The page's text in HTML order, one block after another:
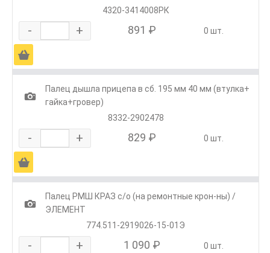
4320-3414008РК
- + 891 ₽ 0 шт.
Ä
1
Палец дышла прицепа в сб. 195 мм 40 мм (втулка+
гайка+гровер)
8332-2902478
- + 829 ₽ 0 шт.
Ä
1
Палец РМШ КРАЗ с/о (на ремонтные крон-ны) /
ЭЛЕМЕНТ
774.511-2919026-15-01Э
- + 1 090 ₽ 0 шт.